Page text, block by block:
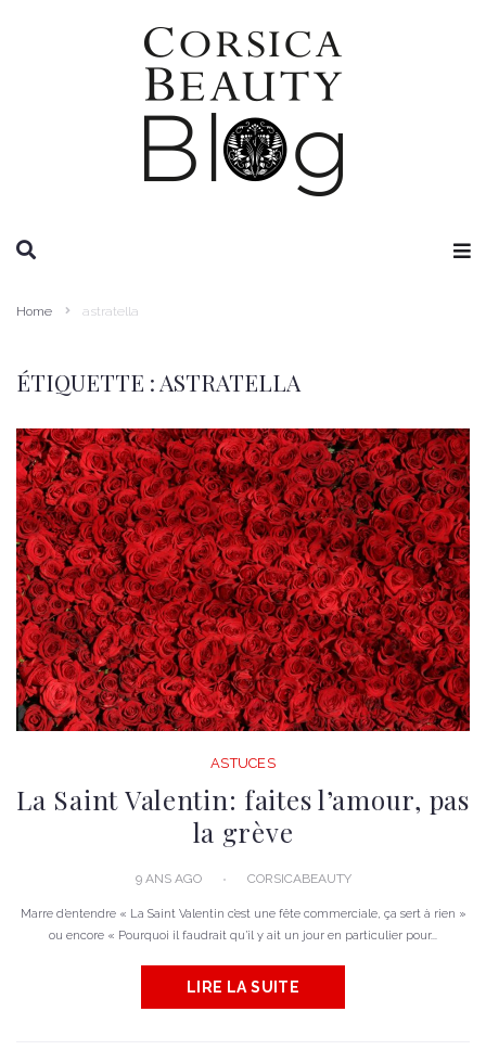
Home astratella
ÉTIQUETTE : ASTRATELLA
ASTUCES
La Saint Valentin: faites l’amour, pas
la grève
9 ANS AGO CORSICABEAUTY
Marre d’entendre « La Saint Valentin c’est une fête commerciale, ça sert à rien »
ou encore « Pourquoi il faudrait qu’il y ait un jour en particulier pour...
LIRE LA SUITE